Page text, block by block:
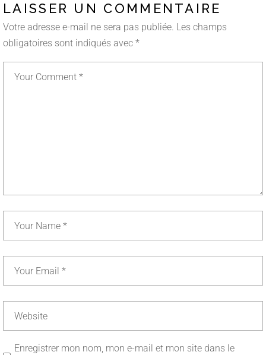
LAISSER UN COMMENTAIRE
Votre adresse e-mail ne sera pas publiée. Les champs
obligatoires sont indiqués avec *
Enregistrer mon nom, mon e-mail et mon site dans le